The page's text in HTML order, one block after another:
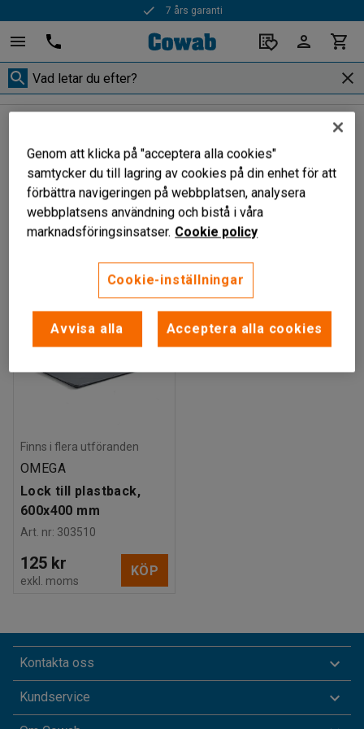
7 års garanti
Lock till Eurobackar
Filtrera
Finns i flera utföranden
OMEGA
Lock till plastback,
600x400 mm
Art. nr: 303510
125 kr
exkl. moms
KÖP
Kontakta oss
Kundservice
Genom att klicka på "acceptera alla cookies"
samtycker du till lagring av cookies på din enhet för att
förbättra navigeringen på webbplatsen, analysera
webbplatsens användning och bistå i våra
marknadsföringsinsatser. Cookie policy
Cookie-inställningar
Avvisa alla Acceptera alla cookies